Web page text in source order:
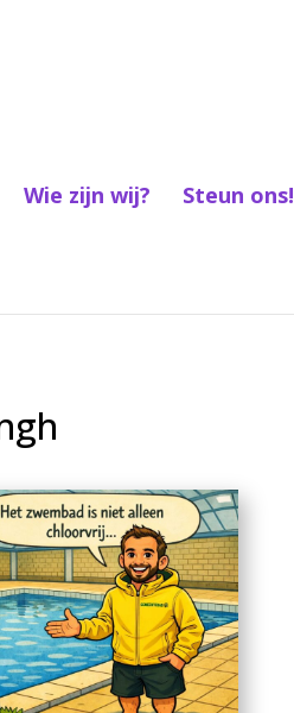
Wie zijn wij? Steun ons!